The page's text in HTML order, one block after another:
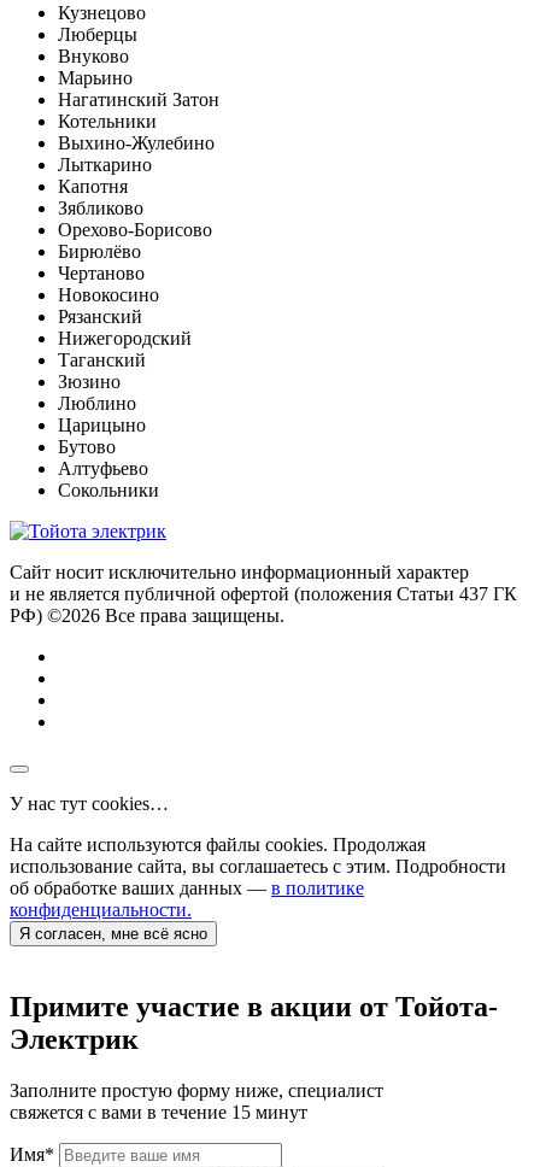
Кузнецово
Люберцы
Внуково
Марьино
Нагатинский Затон
Котельники
Выхино-Жулебино
Лыткарино
Капотня
Зябликово
Орехово-Борисово
Бирюлёво
Чертаново
Новокосино
Рязанский
Нижегородский
Таганский
Зюзино
Люблино
Царицыно
Бутово
Алтуфьево
Сокольники
Сайт носит исключительно информационный характер
и не является публичной офертой (положения Статьи 437 ГК
РФ) ©2026 Все права защищены.
У нас тут cookies…
На сайте используются файлы cookies. Продолжая
использование сайта, вы соглашаетесь с этим. Подробности
об обработке ваших данных — в политике
конфиденциальности.
Я согласен, мне всё ясно
Примите участие в акции от Тойота-
Электрик
Заполните простую форму ниже, специалист
свяжется с вами в течение 15 минут
Имя*